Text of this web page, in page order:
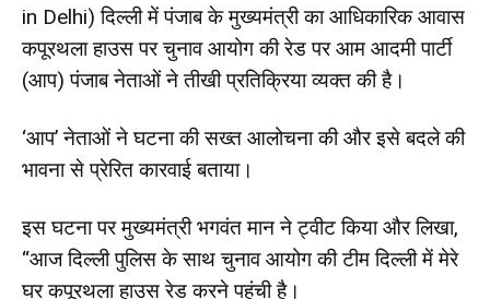
in Delhi) दिल्ली में पंजाब के मुख्यमंत्री का आधिकारिक आवास
कपूरथला हाउस पर चुनाव आयोग की रेड पर आम आदमी पार्टी
(आप) पंजाब नेताओं ने तीखी प्रतिक्रिया व्यक्त की है।
‘आप’ नेताओं ने घटना की सख्त आलोचना की और इसे बदले की
भावना से प्रेरित कारवाई बताया।
इस घटना पर मुख्यमंत्री भगवंत मान ने ट्वीट किया और लिखा,
“आज दिल्ली पुलिस के साथ चुनाव आयोग की टीम दिल्ली में मेरे
घर कपूरथला हाउस रेड करने पहुंची है।